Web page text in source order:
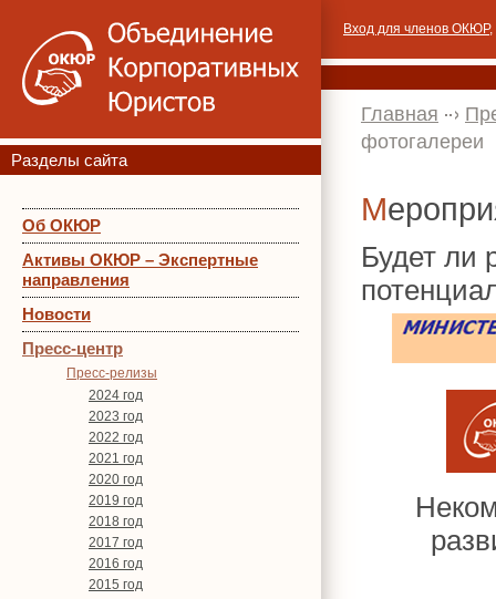
Разделы сайта
Об ОКЮР
Активы ОКЮР – Экспертные
направления
Новости
Пресс-центр
Пресс-релизы
2024 год
2023 год
2022 год
2021 год
2020 год
2019 год
2018 год
2017 год
2016 год
2015 год
Вход для членов ОКЮР,
Главная
фотогалереи
Будет ли